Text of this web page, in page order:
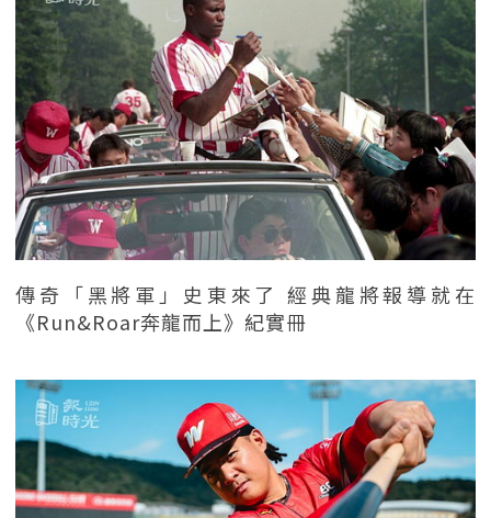
傳奇「黑將軍」史東來了 經典龍將報導就在
《Run&Roar奔龍而上》紀實冊